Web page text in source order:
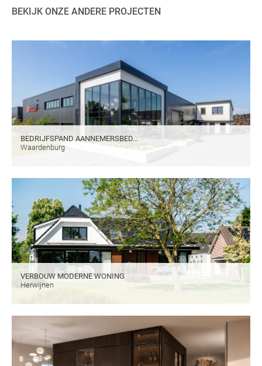
BEKIJK ONZE ANDERE PROJECTEN
BEDRIJFSPAND AANNEMERSBED...
Waardenburg
VERBOUW MODERNE WONING
Herwijnen